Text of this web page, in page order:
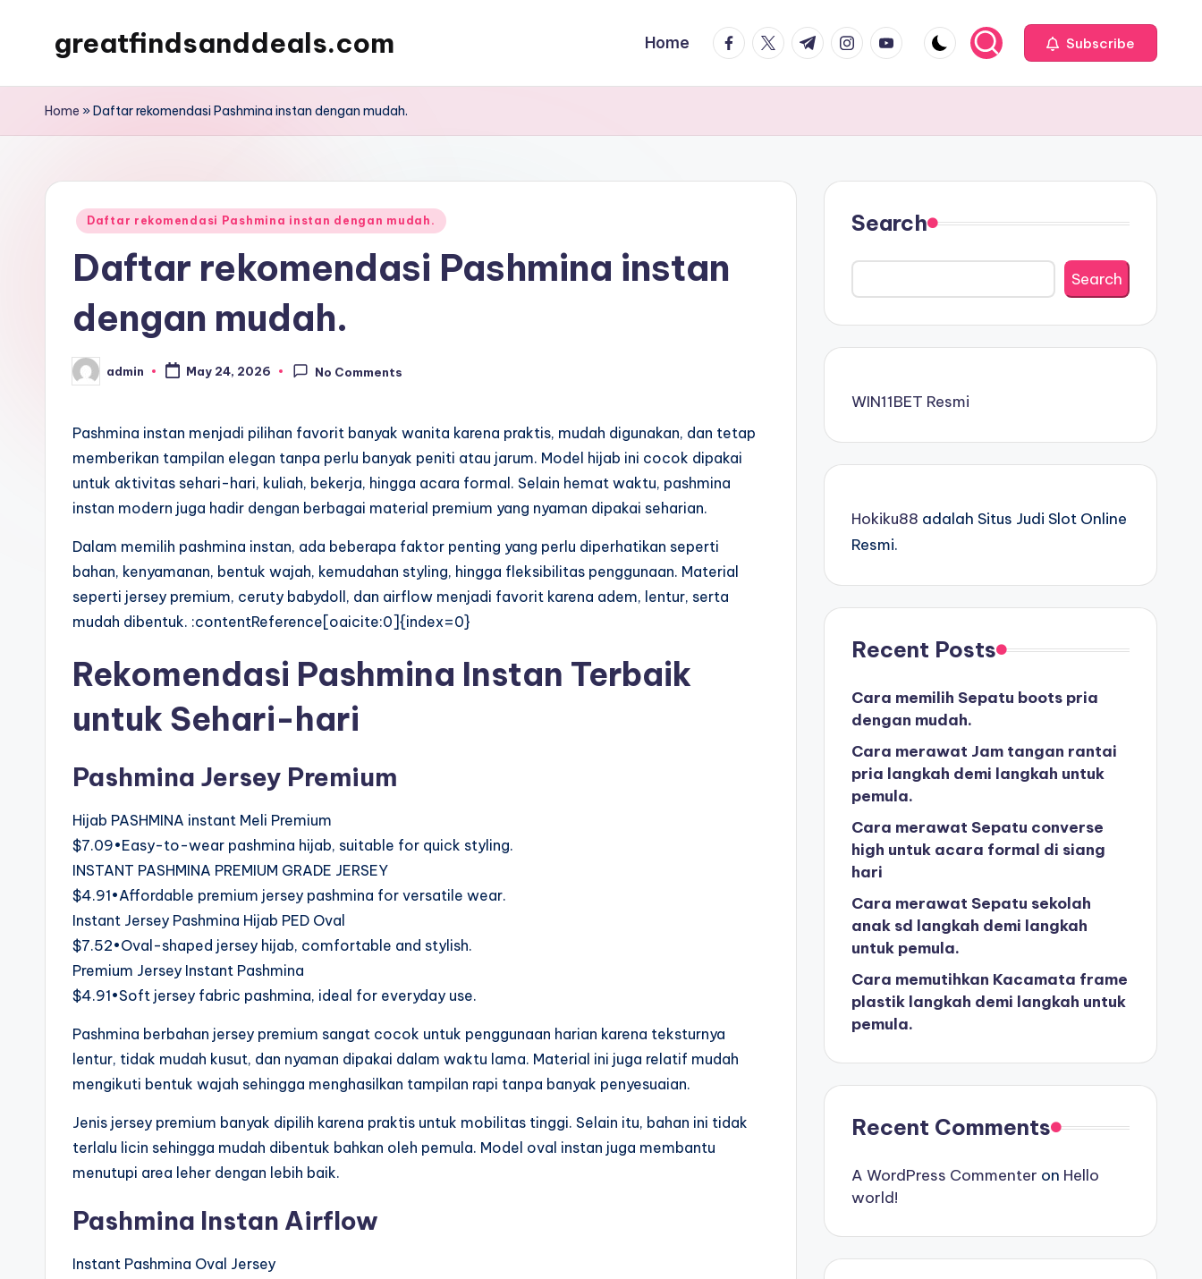
greatfindsanddeals.com Home facebook.com
twitter.com
t.me instagram.com
youtube.com Subscribe
Home »Daftar rekomendasi Pashmina instan dengan mudah.
Posted
Daftar rekomendasi Pashmina instan dengan mudah.
Daftar rekomendasi Pashmina instan
dengan mudah.
Posted
by
admin May 24, 2026 No Comments
Pashmina instan menjadi pilihan favorit banyak wanita karena praktis, mudah digunakan, dan tetap
memberikan tampilan elegan tanpa perlu banyak peniti atau jarum. Model hijab ini cocok dipakai
untuk aktivitas sehari-hari, kuliah, bekerja, hingga acara formal. Selain hemat waktu, pashmina
instan modern juga hadir dengan berbagai material premium yang nyaman dipakai seharian.
Dalam memilih pashmina instan, ada beberapa faktor penting yang perlu diperhatikan seperti
bahan, kenyamanan, bentuk wajah, kemudahan styling, hingga fleksibilitas penggunaan. Material
seperti jersey premium, ceruty babydoll, dan airflow menjadi favorit karena adem, lentur, serta
mudah dibentuk. :contentReference[oaicite:0]{index=0}
Rekomendasi Pashmina Instan Terbaik
untuk Sehari-hari
Pashmina Jersey Premium
Hijab PASHMINA instant Meli Premium
$7.09•Easy-to-wear pashmina hijab, suitable for quick styling.
INSTANT PASHMINA PREMIUM GRADE JERSEY
$4.91•Affordable premium jersey pashmina for versatile wear.
Instant Jersey Pashmina Hijab PED Oval
$7.52•Oval-shaped jersey hijab, comfortable and stylish.
Premium Jersey Instant Pashmina
$4.91•Soft jersey fabric pashmina, ideal for everyday use.
Pashmina berbahan jersey premium sangat cocok untuk penggunaan harian karena teksturnya
lentur, tidak mudah kusut, dan nyaman dipakai dalam waktu lama. Material ini juga relatif mudah
mengikuti bentuk wajah sehingga menghasilkan tampilan rapi tanpa banyak penyesuaian.
Jenis jersey premium banyak dipilih karena praktis untuk mobilitas tinggi. Selain itu, bahan ini tidak
terlalu licin sehingga mudah dibentuk bahkan oleh pemula. Model oval instan juga membantu
menutupi area leher dengan lebih baik.
Pashmina Instan Airflow
Instant Pashmina Oval Jersey
Search
Search
WIN11BET Resmi
Hokiku88 adalah Situs Judi Slot Online
Resmi.
Recent Posts
Cara memilih Sepatu boots pria
dengan mudah.
Cara merawat Jam tangan rantai
pria langkah demi langkah untuk
pemula.
Cara merawat Sepatu converse
high untuk acara formal di siang
hari
Cara merawat Sepatu sekolah
anak sd langkah demi langkah
untuk pemula.
Cara memutihkan Kacamata frame
plastik langkah demi langkah untuk
pemula.
Recent Comments
A WordPress Commenter on Hello
world!